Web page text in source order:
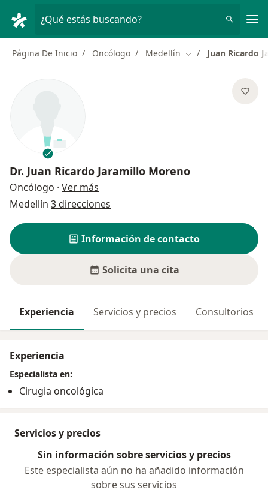
¿Qué estás buscando?
Página De Inicio Oncólogo Medellín Cambiar de ciudad
Juan Ricardo
Dr. Juan Ricardo Jaramillo Moreno
Oncólogo · Ver más
Medellín 3 direcciones
Información de contacto
Solicita una cita
Experiencia Servicios y precios Consultorios
Experiencia
Especialista en:
Cirugia oncológica
Servicios y precios
Sin información sobre servicios y precios
Este especialista aún no ha añadido información
sobre sus servicios